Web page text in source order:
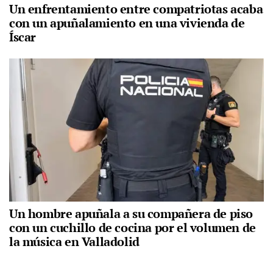
Un enfrentamiento entre compatriotas acaba
con un apuñalamiento en una vivienda de
Íscar
Un hombre apuñala a su compañera de piso
con un cuchillo de cocina por el volumen de
la música en Valladolid